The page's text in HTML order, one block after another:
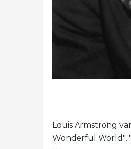
Louis Armstrong
Wonderful World",